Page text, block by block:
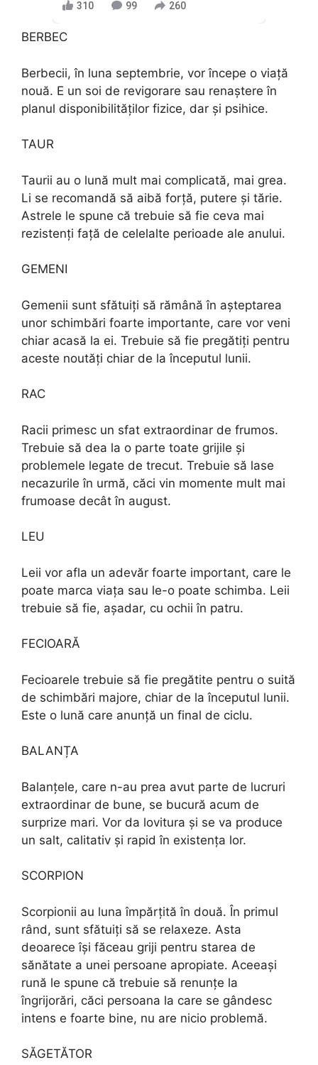
310 99 260
BERBEC
Berbecii, în luna septembrie, vor începe o viață
nouă. E un soi de revigorare sau renaștere în
planul disponibilităților fizice, dar și psihice.
TAUR
Taurii au o lună mult mai complicată, mai grea.
Li se recomandă să aibă forță, putere și tărie.
Astrele le spune că trebuie să fie ceva mai
rezistenți față de celelalte perioade ale anului.
GEMENI
Gemenii sunt sfătuiți să rămână în așteptarea
unor schimbări foarte importante, care vor veni
chiar acasă la ei. Trebuie să fie pregătiți pentru
aceste noutăți chiar de la începutul lunii.
RAC
Racii primesc un sfat extraordinar de frumos.
Trebuie să dea la o parte toate grijile și
problemele legate de trecut. Trebuie să lase
necazurile în urmă, căci vin momente mult mai
frumoase decât în august.
LEU
Leii vor afla un adevăr foarte important, care le
poate marca viața sau le-o poate schimba. Leii
trebuie să fie, așadar, cu ochii în patru.
FECIOARĂ
Fecioarele trebuie să fie pregătite pentru o suită
de schimbări majore, chiar de la începutul lunii.
Este o lună care anunță un final de ciclu.
BALANȚA
Balanțele, care n-au prea avut parte de lucruri
extraordinar de bune, se bucură acum de
surprize mari. Vor da lovitura și se va produce
un salt, calitativ și rapid în existența lor.
SCORPION
Scorpionii au luna împărțită în două. În primul
rând, sunt sfătuiți să se relaxeze. Asta
deoarece își făceau griji pentru starea de
sănătate a unei persoane apropiate. Aceeași
rună le spune că trebuie să renunțe la
îngrijorări, căci persoana la care se gândesc
intens e foarte bine, nu are nicio problemă.
SĂGETĂTOR